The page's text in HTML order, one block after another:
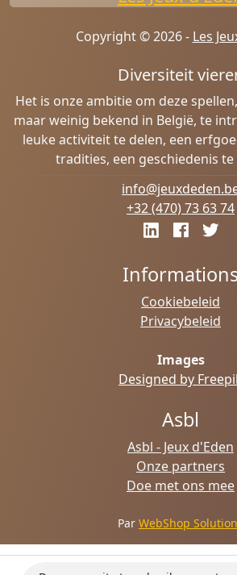
Copyright © 2026 - Les
Diversiteit
Het is onze ambitie om deze
maar weinig bekend in België, te
leuke activiteit te delen, een
tradities, een geschiedenis
+32 (470) 73 63 74
Cookiebeleid
Privacybeleid
Images
Designed by
Asbl
Asbl - Jeux d'Eden
Onze partners
Doe met ons mee
Par WebShop